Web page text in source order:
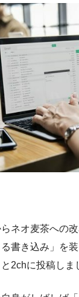
ネオ麦茶への
書き込み」を
2chに投稿しま